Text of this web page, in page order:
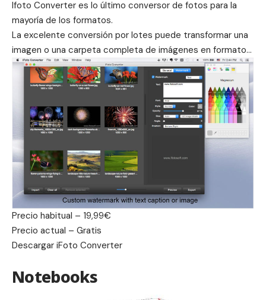
Ifoto Converter es lo último conversor de fotos para la
mayoría de los formatos.
La excelente conversión por lotes puede transformar una
imagen o una carpeta completa de imágenes en formato…
Precio habitual – 19,99€
Precio actual – Gratis
Descargar iFoto Converter
Notebooks